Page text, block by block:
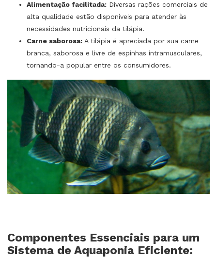
Alimentação facilitada: Diversas rações comerciais de
alta qualidade estão disponíveis para atender às
necessidades nutricionais da tilápia.
Carne saborosa: A tilápia é apreciada por sua carne
branca, saborosa e livre de espinhas intramusculares,
tornando-a popular entre os consumidores.
Componentes Essenciais para um
Sistema de Aquaponia Eficiente: